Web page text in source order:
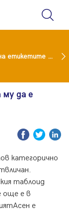
От 9 август цените на етикетите само в евро
му да е
категорично
таблоид
още е в
е